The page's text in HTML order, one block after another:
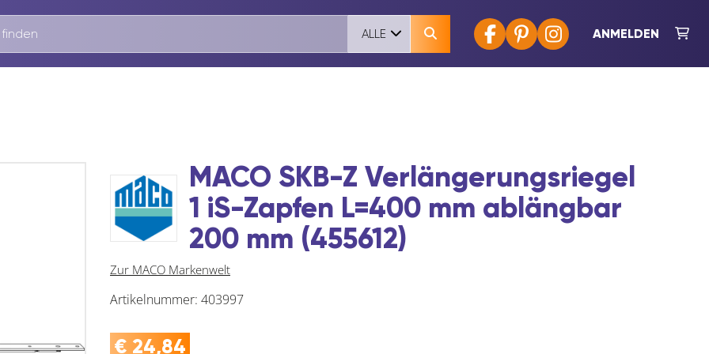
ANMELDEN
ALLE
MACO SKB-Z Verlängerungsriegel
1 iS-Zapfen L=400 mm ablängbar
200 mm (455612)
Zur MACO Markenwelt
Artikelnummer: 403997
€ 24,84